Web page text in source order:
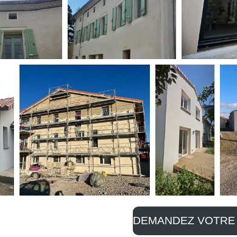
DEMANDEZ